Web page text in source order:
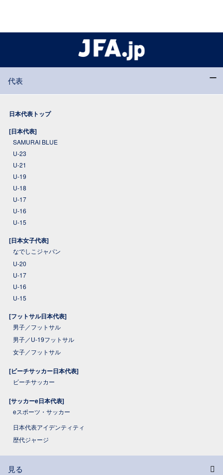
代表
日本代表トップ
[日本代表]
SAMURAI BLUE
U-23
U-21
U-19
U-18
U-17
U-16
U-15
[日本女子代表]
なでしこジャパン
U-20
U-17
U-16
U-15
[フットサル日本代表]
男子／フットサル
男子／U-19フットサル
女子／フットサル
[ビーチサッカー日本代表]
ビーチサッカー
[サッカーe日本代表]
eスポーツ・サッカー
日本代表アイデンティティ
歴代ジャージ
見る